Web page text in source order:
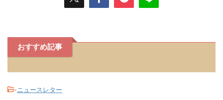
おすすめ記事
-ニュースレター